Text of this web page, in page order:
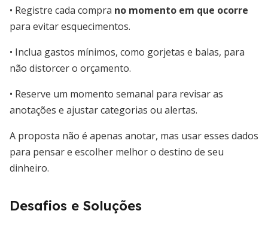
• Registre cada compra no momento em que ocorre
para evitar esquecimentos.
• Inclua gastos mínimos, como gorjetas e balas, para
não distorcer o orçamento.
• Reserve um momento semanal para revisar as
anotações e ajustar categorias ou alertas.
A proposta não é apenas anotar, mas usar esses dados
para pensar e escolher melhor o destino de seu
dinheiro.
Desafios e Soluções